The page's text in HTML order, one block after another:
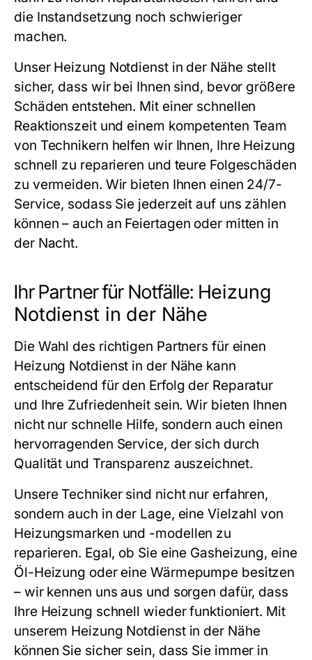
die Instandsetzung noch schwieriger
machen.
Unser Heizung Notdienst in der Nähestellt
sicher, dass wir bei Ihnen sind, bevor größere
Schäden entstehen. Mit einer schnellen
Reaktionszeit und einem kompetenten Team
von Technikern helfen wir Ihnen, Ihre Heizung
schnell zu reparieren und teure Folgeschäden
zu vermeiden. Wir bieten Ihnen einen 24/7-
Service, sodass Sie jederzeit auf uns zählen
können – auch an Feiertagen oder mitten in
der Nacht.
Ihr Partner für Notfälle: Heizung
Notdienst in der Nähe
Die Wahl des richtigen Partners für einen
Heizung Notdienst in der Nähe kann
entscheidend für den Erfolg der Reparatur
und Ihre Zufriedenheit sein. Wir bieten Ihnen
nicht nur schnelle Hilfe, sondern auch einen
hervorragenden Service, der sich durch
Qualität und Transparenz auszeichnet.
Unsere Techniker sind nicht nur erfahren,
sondern auch in der Lage, eine Vielzahl von
Heizungsmarken und -modellen zu
reparieren. Egal, ob Sie eine Gasheizung, eine
Öl-Heizung oder eine Wärmepumpe besitzen
– wir kennen uns aus und sorgen dafür, dass
Ihre Heizung schnell wieder funktioniert. Mit
unserem Heizung Notdienst in der Nähe
können Sie sicher sein, dass Sie immer in